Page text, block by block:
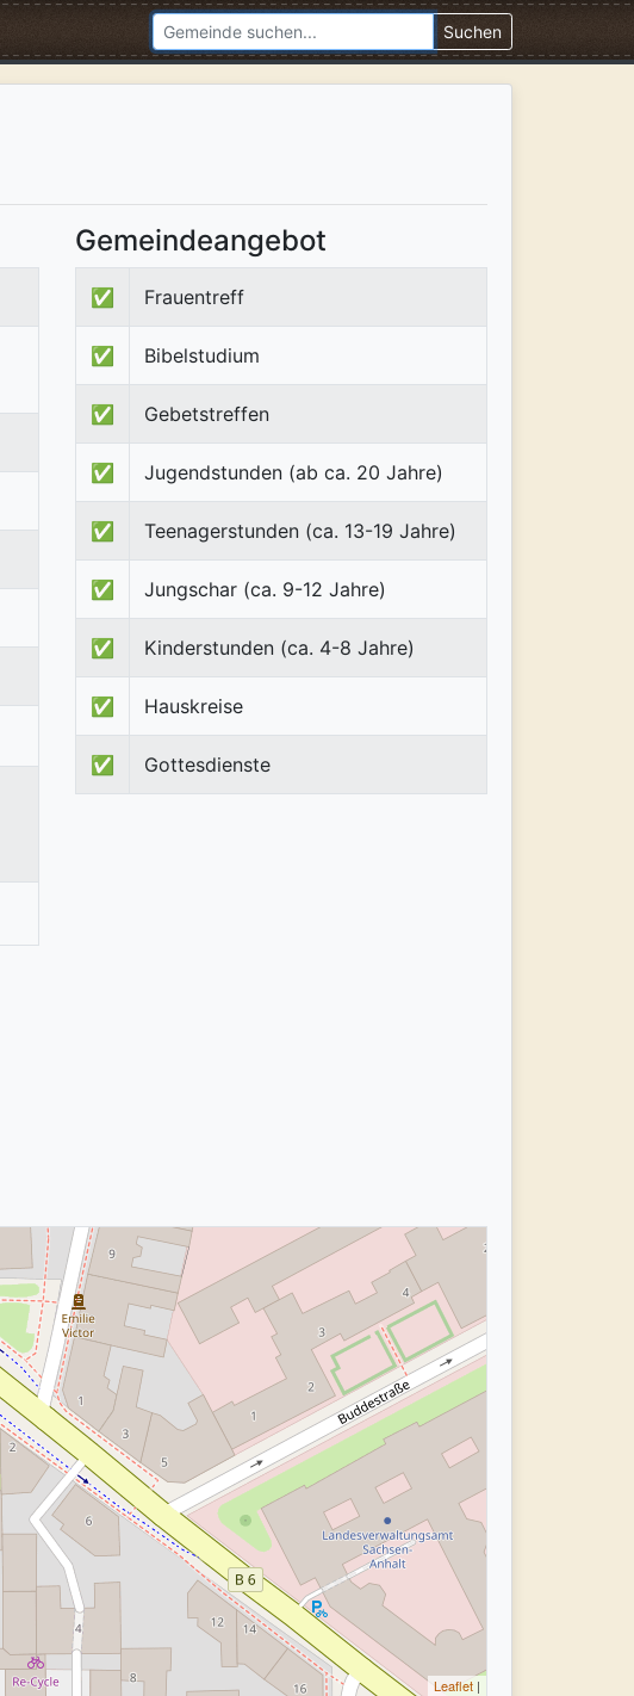
Suchen
Gemeindeangebot
✅ Frauentreff
✅ Bibelstudium
✅ Gebetstreffen
✅ Jugendstunden (ab ca. 20 Jahre)
✅ Teenagerstunden (ca. 13-19 Jahre)
✅ Jungschar (ca. 9-12 Jahre)
✅ Kinderstunden (ca. 4-8 Jahre)
✅ Hauskreise
✅ Gottesdienste
Leaflet |